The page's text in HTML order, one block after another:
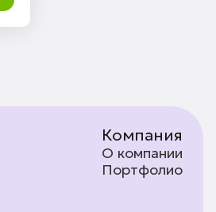
Компания
О компании
Портфолио